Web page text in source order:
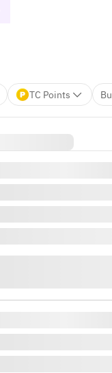
TC Points